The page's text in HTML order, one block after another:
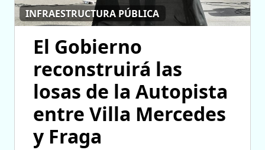
INFRAESTRUCTURA PÚBLICA
El Gobierno
reconstruirá las
losas de la Autopista
entre Villa Mercedes
y Fraga